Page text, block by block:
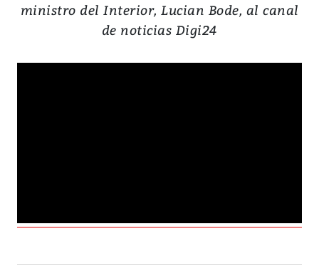
ministro del Interior, Lucian Bode, al canal
de noticias Digi24